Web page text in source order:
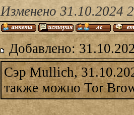
Изменено 31.10.2024
Добавлено:
Сэр Mullich,
также можно Tor